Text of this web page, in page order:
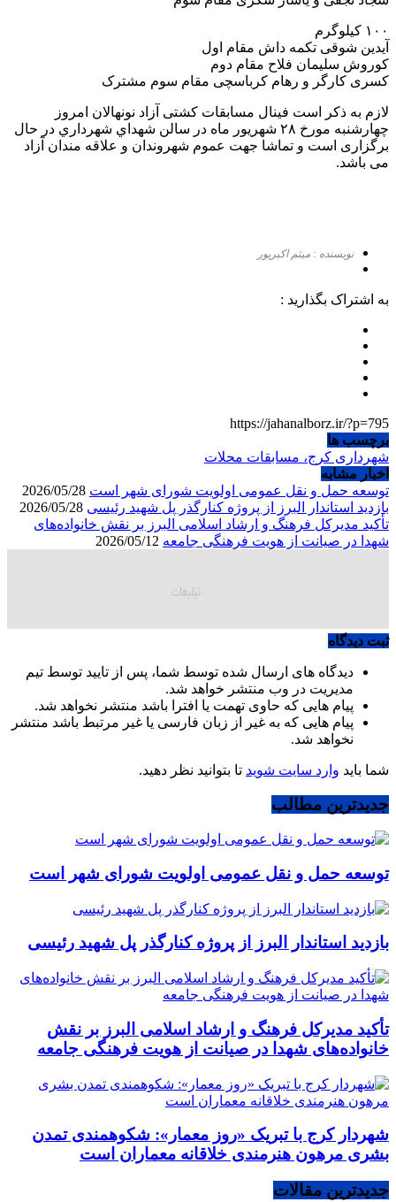
۱۰۰ کیلوگرم
آيدين شوقی تکمه داش مقام اول
کوروش سلیمان فلاح مقام دوم
کسری کارگر و رهام کرباسچی مقام سوم مشترک
لازم به ذکر است فینال مسابقات کشتی آزاد نونهالان امروز
چهارشنبه مورخ ۲۸ شهریور ماه در سالن شهداي شهرداري در حال
برگزاری است و تماشا جهت عموم شهروندان و علاقه مندان آزاد
می باشد.
نویسنده : میثم اکبرپور
به اشتراک بگذارید :
https://jahanalborz.ir/?p=795
برچسب ها
شهرداری کرج، مسابقات محلات
اخبار مشابه
توسعه حمل و نقل عمومی اولویت شورای شهر است
بازدید استاندار البرز از پروژه کنارگذر پل شهید رئیسی
تأکید مدیرکل فرهنگ و ارشاد اسلامی البرز بر نقش خانواده‌های
شهدا در صیانت از هویت فرهنگی جامعه
ثبت دیدگاه
دیدگاه های ارسال شده توسط شما، پس از تایید توسط تیم
مدیریت در وب منتشر خواهد شد.
پیام هایی که حاوی تهمت یا افترا باشد منتشر نخواهد شد.
پیام هایی که به غیر از زبان فارسی یا غیر مرتبط باشد منتشر
نخواهد شد.
شما باید وارد سایت شوید تا بتوانید نظر دهید.
جدیدترین مطالب
توسعه حمل و نقل عمومی اولویت شورای شهر است
بازدید استاندار البرز از پروژه کنارگذر پل شهید رئیسی
تأکید مدیرکل فرهنگ و ارشاد اسلامی البرز بر نقش
خانواده‌های شهدا در صیانت از هویت فرهنگی جامعه
شهردار کرج با تبریک «روز معمار»: شکوهمندی تمدن
بشری مرهون هنرمندی خلاقانه معماران است
جدیدترین مقالات